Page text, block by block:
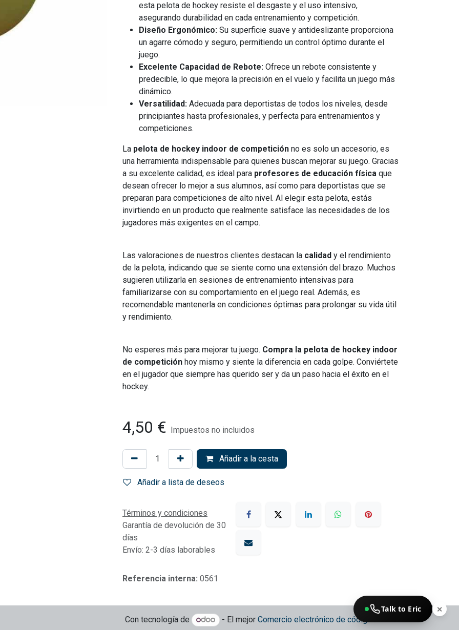
esta pelota de hockey resiste el desgaste y el uso intensivo,
asegurando durabilidad en cada entrenamiento y competición.
Diseño Ergonómico: Su superficie suave y antideslizante proporciona
un agarre cómodo y seguro, permitiendo un control óptimo durante el
juego.
Excelente Capacidad de Rebote: Ofrece un rebote consistente y
predecible, lo que mejora la precisión en el vuelo y facilita un juego más
dinámico.
Versatilidad: Adecuada para deportistas de todos los niveles, desde
principiantes hasta profesionales, y perfecta para entrenamientos y
competiciones.
La pelota de hockey indoor de competición no es solo un accesorio, es
una herramienta indispensable para quienes buscan mejorar su juego. Gracias
a su excelente calidad, es ideal para profesores de educación física que
desean ofrecer lo mejor a sus alumnos, así como para deportistas que se
preparan para competiciones de alto nivel. Al elegir esta pelota, estás
invirtiendo en un producto que realmente satisface las necesidades de los
jugadores más exigentes en el campo.
Las valoraciones de nuestros clientes destacan la calidad y el rendimiento
de la pelota, indicando que se siente como una extensión del brazo. Muchos
sugieren utilizarla en sesiones de entrenamiento intensivas para
familiarizarse con su comportamiento en el juego real. Además, es
recomendable mantenerla en condiciones óptimas para prolongar su vida útil
y rendimiento.
No esperes más para mejorar tu juego. Compra la pelota de hockey indoor
de competición hoy mismo y siente la diferencia en cada golpe. Conviértete
en el jugador que siempre has querido ser y da un paso hacia el éxito en el
hockey.
4,50 € Impuestos no incluidos
Añadir a la cesta
Añadir a lista de deseos
Términos y condiciones
Garantía de devolución de 30
días
Envío: 2-3 días laborables
Referencia interna: 0561
Con tecnología de - El mejor Comercio electrónico de código abierto
Talk to Eric ✕